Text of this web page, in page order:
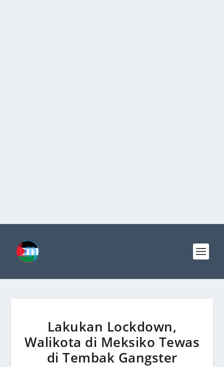
Lakukan Lockdown,
Walikota di Meksiko Tewas
di Tembak Gangster